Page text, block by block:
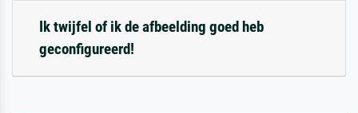
Ik twijfel of ik de afbeelding goed heb
geconfigureerd!